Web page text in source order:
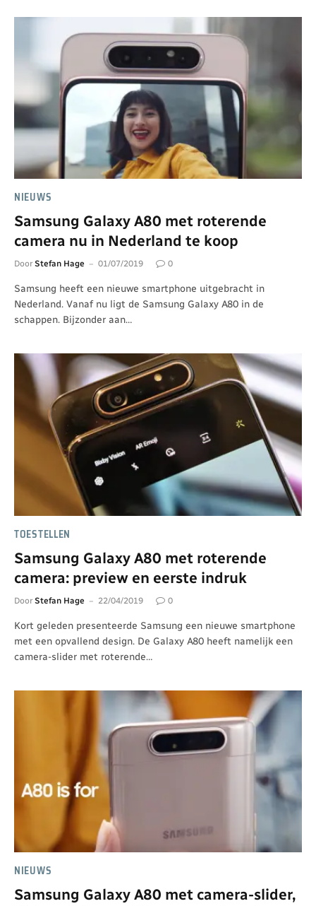
NIEUWS
Samsung Galaxy A80 met roterende
camera nu in Nederland te koop
Door Stefan Hage 01/07/2019 0
Samsung heeft een nieuwe smartphone uitgebracht in
Nederland. Vanaf nu ligt de Samsung Galaxy A80 in de
schappen. Bijzonder aan…
TOESTELLEN
Samsung Galaxy A80 met roterende
camera: preview en eerste indruk
Door Stefan Hage 22/04/2019 0
Kort geleden presenteerde Samsung een nieuwe smartphone
met een opvallend design. De Galaxy A80 heeft namelijk een
camera-slider met roterende…
NIEUWS
Samsung Galaxy A80 met camera-slider,